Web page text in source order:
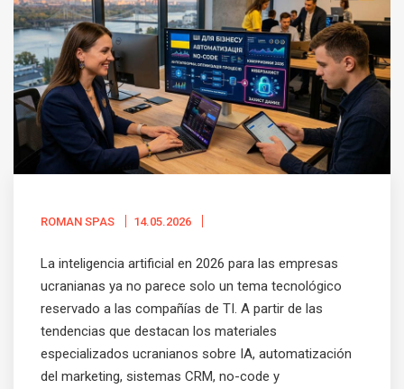
ROMAN SPAS 14.05.2026
La inteligencia artificial en 2026 para las empresas
ucranianas ya no parece solo un tema tecnológico
reservado a las compañías de TI. A partir de las
tendencias que destacan los materiales
especializados ucranianos sobre IA, automatización
del marketing, sistemas CRM, no-code y